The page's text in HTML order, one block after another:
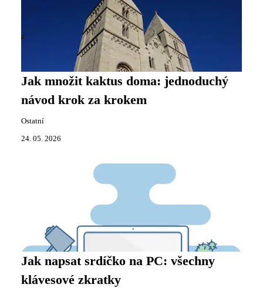
Jak množit kaktus doma: jednoduchý
návod krok za krokem
Ostatní
24. 05. 2026
Jak napsat srdíčko na PC: všechny
klávesové zkratky